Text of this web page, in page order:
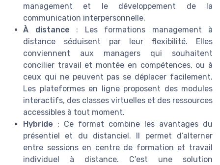
management et le développement de la
communication interpersonnelle.
À distance : Les formations management à
distance séduisent par leur flexibilité. Elles
conviennent aux managers qui souhaitent
concilier travail et montée en compétences, ou à
ceux qui ne peuvent pas se déplacer facilement.
Les plateformes en ligne proposent des modules
interactifs, des classes virtuelles et des ressources
accessibles à tout moment.
Hybride : Ce format combine les avantages du
présentiel et du distanciel. Il permet d’alterner
entre sessions en centre de formation et travail
individuel à distance. C’est une solution